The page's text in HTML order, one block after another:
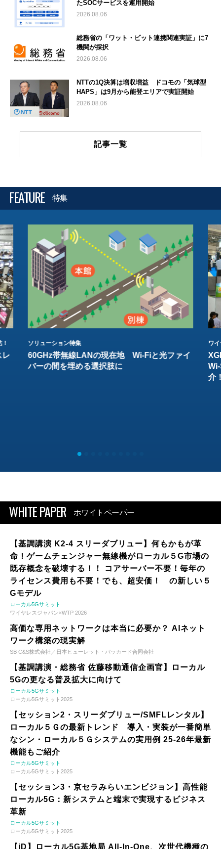
たSOCサービスを運用開始
2026.08.06
総務省の「ワット・ビット連携関連実証」に7
機関が採択
2026.08.06
NTTの1Q決算は増収増益 ドコモの「気球型
HAPS」は9月から能登エリアで実証開始
2026.08.06
記事一覧
FEATURE 特集
レ
ソリューション特集
60GHz帯無線LANの現在地 Wi-Fiと光ファイ
バーの間を埋める選択肢に
ワ
介
WHITE PAPER ホワイトペーパー
【基調講演 K2-4 スリーダブリュー】何もかもが革
命！ゲームチェンジャー無線機がローカル５G市場の
既存概念を破壊する！！ コアサーバー不要！毎年の
ライセンス費用も不要！でも、超安価！ の新しい５
Gモデル
ローカル5Gサミット
ワイヤレスジャパン×WTP 2026
高価な専用ネットワークは本当に必要か？ AIネット
ワーク構築の現実解
SB C&S株式会社／日本ヒューレット・パッカード合同会社
【基調講演・総務省 佐藤移動通信企画官】ローカル
5Gの更なる普及拡大に向けて
ローカル5Gサミット
ローカル5Gサミット2025
【セッション2・スリーダブリュー/SMFLレンタル】
ローカル５Ｇの最新トレンド 導入・実装が一番簡単
なシン・ローカル５Ｇシステムの実用例 25-26年最新
機能もご紹介
ローカル5Gサミット
ローカル5Gサミット2025
【セッション3・京セラみらいエンビジョン】高性能
ローカル5G：新システムと端末で実現するビジネス
革新
ローカル5Gサミット
ローカル5Gサミット2025
【iD】ローカル5G基地局 All-In-One、次世代機種の